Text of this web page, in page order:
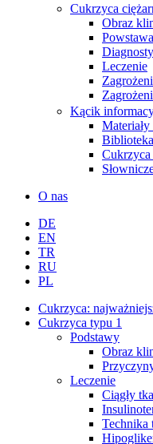
Cukrzyca
Obraz
Leczenie
Kącik
O nas
DE
EN
TR
RU
PL
Cukrzyca:
Cukrzyca typu 1
Podstawy
Obraz
Leczenie
Ciągły
Technika